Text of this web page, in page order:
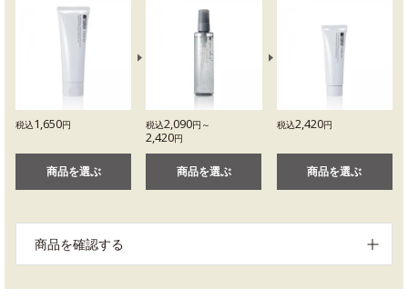
税込1,650円
商品を選ぶ
税込2,090円～
2,420円
商品を選ぶ
税込2,420円
商品を選ぶ
商品を確認する